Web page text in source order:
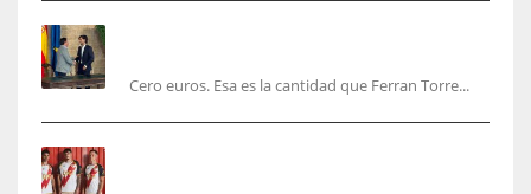
Cero euros. Esa es la cantidad que Ferran Torre...